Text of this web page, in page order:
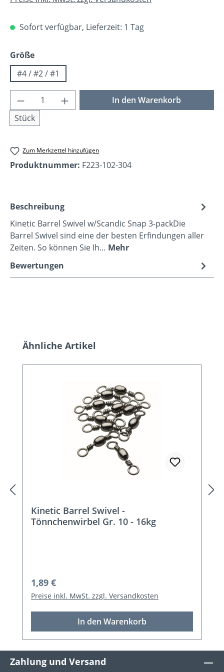
Sofort verfügbar, Lieferzeit: 1 Tag
Größeauswählen
#4 / #2 / #1
Produkt Anzahl: Gib den gewünschten
Stück
In den Warenkorb
Zum Merkzettel hinzufügen
Produktnummer: F223-102-304
Beschreibung
Kinetic Barrel Swivel w/Scandic Snap 3-packDie
Barrel Swivel sind eine der besten Erfindungen aller
Zeiten. So können Sie Ih… Mehr
Bewertungen
Produktgalerie überspringen
Ähnliche Artikel
Kinetic Barrel Swivel -
Tönnchenwirbel Gr. 10 - 16kg
Regulärer Preis:
1,89 €
Preise inkl. MwSt. zzgl. Versandkosten
In den Warenkorb
Zahlung und Versand